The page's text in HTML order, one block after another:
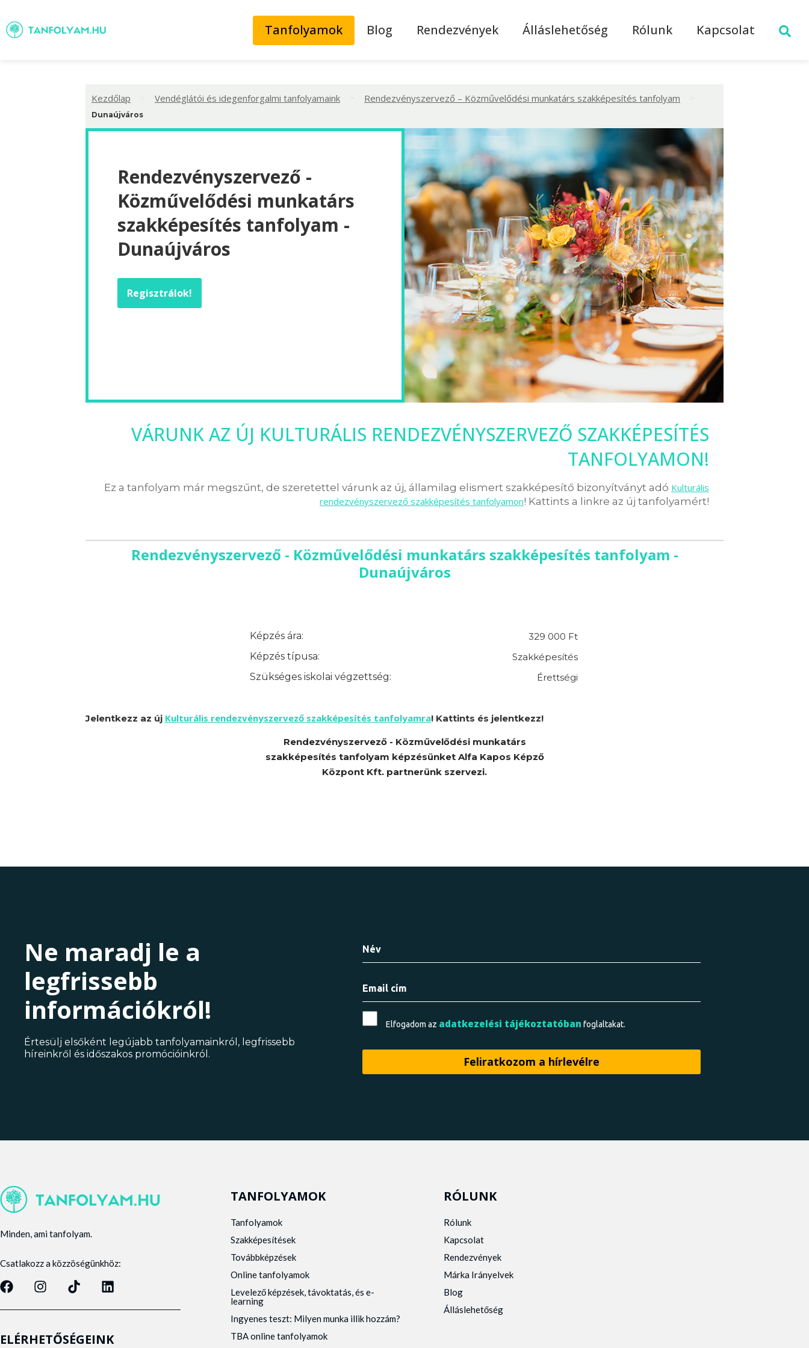
Tanfolyamok Blog Rendezvények Álláslehetőség Rólunk Kapcsolat
Kezdőlap Vendéglátói és idegenforgalmi tanfolyamaink Rendezvényszervező – Közművelődési munkatárs szakképesítés tanfolyam
Dunaújváros
Rendezvényszervező -
Közművelődési munkatárs
szakképesítés tanfolyam -
Dunaújváros
Regisztrálok!
VÁRUNK AZ ÚJ KULTURÁLIS RENDEZVÉNYSZERVEZŐ SZAKKÉPESÍTÉS
TANFOLYAMON!
Ez a tanfolyam már megszűnt, de szeretettel várunk az új, államilag elismert szakképesítő bizonyítványt adó Kulturális
rendezvényszervező szakképesítés tanfolyamon! Kattints a linkre az új tanfolyamért!
Rendezvényszervező - Közművelődési munkatárs szakképesítés tanfolyam -
Dunaújváros
Képzés ára:
329 000 Ft
Képzés típusa:
Szakképesítés
Szükséges iskolai végzettség:
Érettségi
Jelentkezz az új Kulturális rendezvényszervező szakképesítés tanfolyamra! Kattints és jelentkezz!
Rendezvényszervező - Közművelődési munkatárs
szakképesítés tanfolyam képzésünket Alfa Kapos Képző
Központ Kft. partnerünk szervezi.
Ne maradj le a
legfrissebb
információkról!
Értesülj elsőként legújabb tanfolyamainkról, legfrissebb
híreinkről és időszakos promócióinkról.
Elfogadom az adatkezelési tájékoztatóban foglaltakat.
Minden, ami tanfolyam.
Csatlakozz a közzöségünkhöz:
ELÉRHETŐSÉGEINK
TANFOLYAMOK
Tanfolyamok
Szakképesítések
Továbbképzések
Online tanfolyamok
Levelező képzések, távoktatás, és e-
learning
Ingyenes teszt: Milyen munka illik hozzám?
TBA online tanfolyamok
RÓLUNK
Rólunk
Kapcsolat
Rendezvények
Márka Irányelvek
Blog
Álláslehetőség